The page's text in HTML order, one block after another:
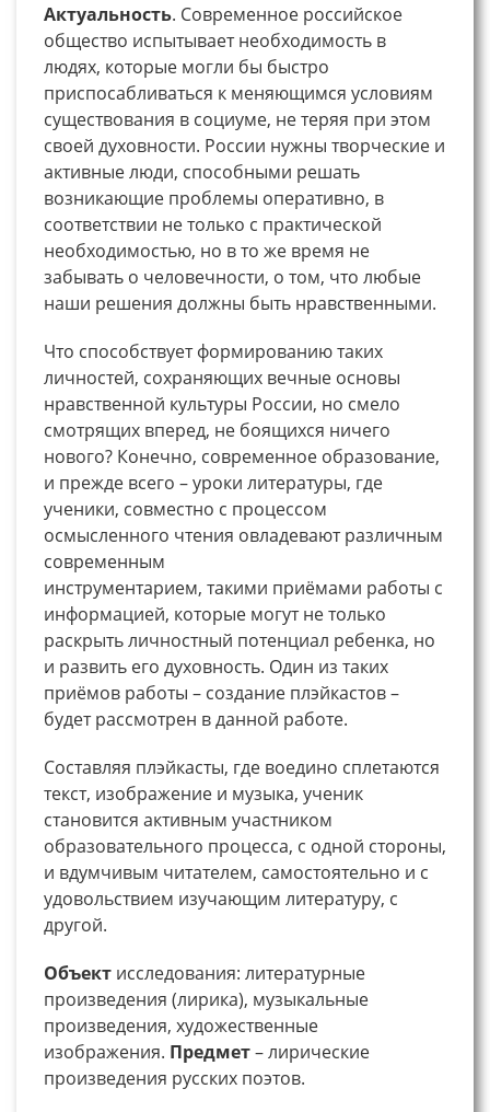
Актуальность. Современное российское
общество испытывает необходимость в
людях, которые могли бы быстро
приспосабливаться к меняющимся условиям
существования в социуме, не теряя при этом
своей духовности. России нужны творческие и
активные люди, способными решать
возникающие проблемы оперативно, в
соответствии не только с практической
необходимостью, но в то же время не
забывать о человечности, о том, что любые
наши решения должны быть нравственными.
Что способствует формированию таких
личностей, сохраняющих вечные основы
нравственной культуры России, но смело
смотрящих вперед, не боящихся ничего
нового? Конечно, современное образование,
и прежде всего – уроки литературы, где
ученики, совместно с процессом
осмысленного чтения овладевают различным
современным
инструментарием, такими приёмами работы с
информацией, которые могут не только
раскрыть личностный потенциал ребенка, но
и развить его духовность. Один из таких
приёмов работы – создание плэйкастов –
будет рассмотрен в данной работе.
Составляя плэйкасты, где воедино сплетаются
текст, изображение и музыка, ученик
становится активным участником
образовательного процесса, с одной стороны,
и вдумчивым читателем, самостоятельно и с
удовольствием изучающим литературу, с
другой.
Объект исследования: литературные
произведения (лирика), музыкальные
произведения, художественные
изображения. Предмет– лирические
произведения русских поэтов.